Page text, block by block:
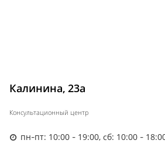
Калинина, 23а
Консультационный центр
пн-пт: 10:00 - 19:00, сб: 10:00 -